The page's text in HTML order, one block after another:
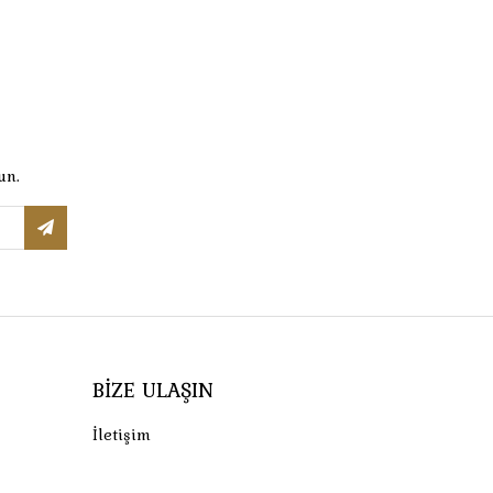
BIZE ULAŞIN
İletişim